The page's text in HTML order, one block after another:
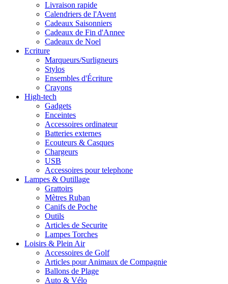
Livraison rapide
Calendriers de l'Avent
Cadeaux Saisonniers
Cadeaux de Fin d'Annee
Cadeaux de Noel
Ecriture
Marqueurs/Surligneurs
Stylos
Ensembles d'Écriture
Crayons
High-tech
Gadgets
Enceintes
Accessoires ordinateur
Batteries externes
Ecouteurs & Casques
Chargeurs
USB
Accessoires pour telephone
Lampes & Outillage
Grattoirs
Mètres Ruban
Canifs de Poche
Outils
Articles de Securite
Lampes Torches
Loisirs & Plein Air
Accessoires de Golf
Articles pour Animaux de Compagnie
Ballons de Plage
Auto & Vélo